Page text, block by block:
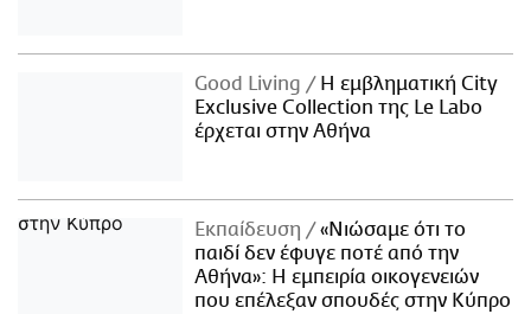
Good Living
Η εμβληματική City
Exclusive Collection της Le Labo
έρχεται στην Αθήνα
Εκπαίδευση
«Νιώσαμε ότι το
παιδί δεν έφυγε ποτέ από την
Αθήνα»: Η εμπειρία οικογενειών
που επέλεξαν σπουδές στην Κύπρο